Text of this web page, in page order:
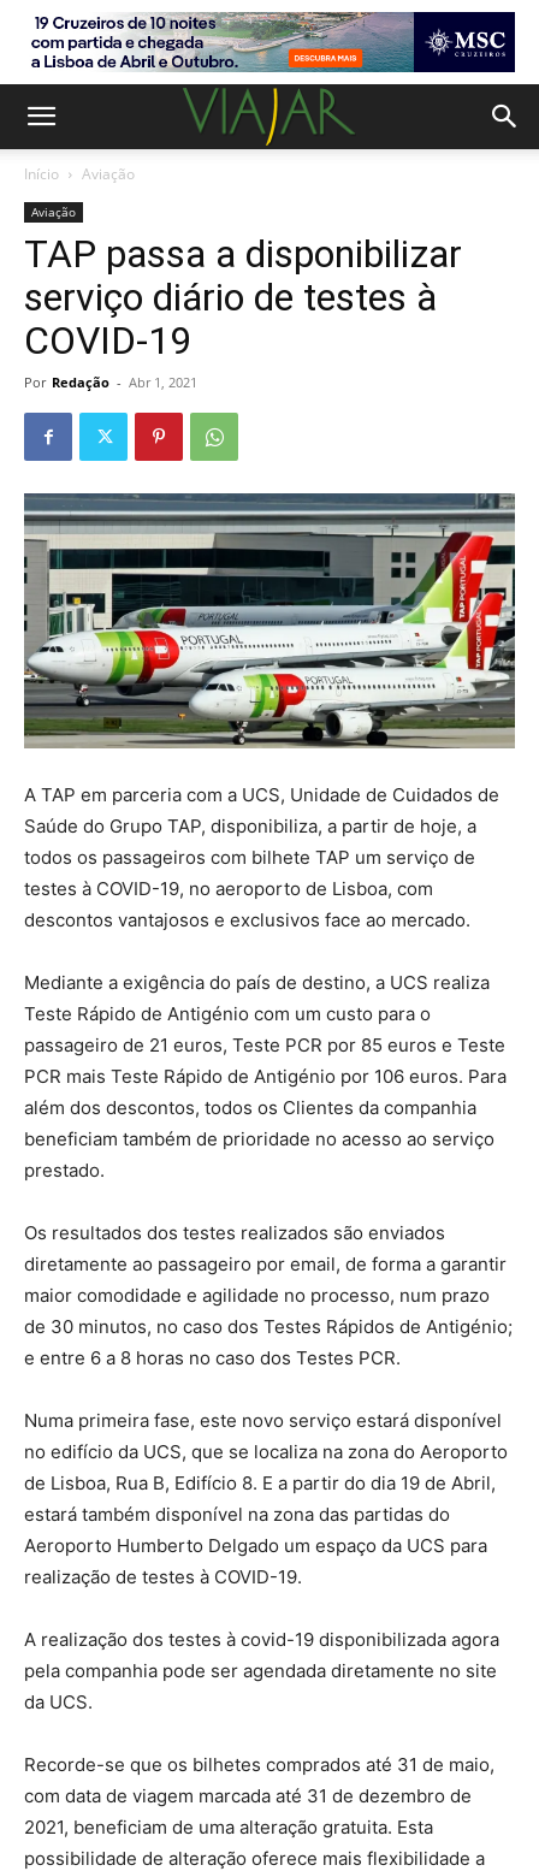
Início Aviação
Aviação
TAP passa a disponibilizar
serviço diário de testes à
COVID-19
Por Redação - Abr 1, 2021
A TAP em parceria com a UCS, Unidade de Cuidados de
Saúde do Grupo TAP, disponibiliza, a partir de hoje, a
todos os passageiros com bilhete TAP um serviço de
testes à COVID-19, no aeroporto de Lisboa, com
descontos vantajosos e exclusivos face ao mercado.
Mediante a exigência do país de destino, a UCS realiza
Teste Rápido de Antigénio com um custo para o
passageiro de 21 euros, Teste PCR por 85 euros e Teste
PCR mais Teste Rápido de Antigénio por 106 euros. Para
além dos descontos, todos os Clientes da companhia
beneficiam também de prioridade no acesso ao serviço
prestado.
Os resultados dos testes realizados são enviados
diretamente ao passageiro por email, de forma a garantir
maior comodidade e agilidade no processo, num prazo
de 30 minutos, no caso dos Testes Rápidos de Antigénio;
e entre 6 a 8 horas no caso dos Testes PCR.
Numa primeira fase, este novo serviço estará disponível
no edifício da UCS, que se localiza na zona do Aeroporto
de Lisboa, Rua B, Edifício 8. E a partir do dia 19 de Abril,
estará também disponível na zona das partidas do
Aeroporto Humberto Delgado um espaço da UCS para
realização de testes à COVID-19.
A realização dos testes à covid-19 disponibilizada agora
pela companhia pode ser agendada diretamente no site
da UCS.
Recorde-se que os bilhetes comprados até 31 de maio,
com data de viagem marcada até 31 de dezembro de
2021, beneficiam de uma alteração gratuita. Esta
possibilidade de alteração oferece mais flexibilidade a